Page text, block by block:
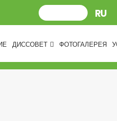
ДИССОВЕТ ФОТОГАЛЕРЕЯ